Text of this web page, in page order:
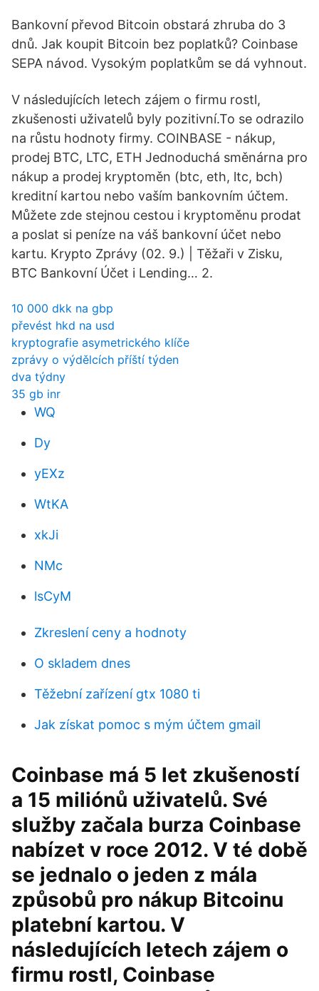
Bankovní převod Bitcoin obstará zhruba do 3
dnů. Jak koupit Bitcoin bez poplatků? Coinbase
SEPA návod. Vysokým poplatkům se dá vyhnout.
V následujících letech zájem o firmu rostl,
zkušenosti uživatelů byly pozitivní.To se odrazilo
na růstu hodnoty firmy. COINBASE - nákup,
prodej BTC, LTC, ETH Jednoduchá směnárna pro
nákup a prodej kryptoměn (btc, eth, ltc, bch)
kreditní kartou nebo vaším bankovním účtem.
Můžete zde stejnou cestou i kryptoměnu prodat
a poslat si peníze na váš bankovní účet nebo
kartu. Krypto Zprávy (02. 9.) | Těžaři v Zisku,
BTC Bankovní Účet i Lending… 2.
10 000 dkk na gbp
převést hkd na usd
kryptografie asymetrického klíče
zprávy o výdělcích příští týden
dva týdny
35 gb inr
WQ
Dy
yEXz
WtKA
xkJi
NMc
lsCyM
Zkreslení ceny a hodnoty
O skladem dnes
Těžební zařízení gtx 1080 ti
Jak získat pomoc s mým účtem gmail
Coinbase má 5 let zkušeností
a 15 miliónů uživatelů. Své
služby začala burza Coinbase
nabízet v roce 2012. V té době
se jednalo o jeden z mála
způsobů pro nákup Bitcoinu
platební kartou. V
následujících letech zájem o
firmu rostl, Coinbase